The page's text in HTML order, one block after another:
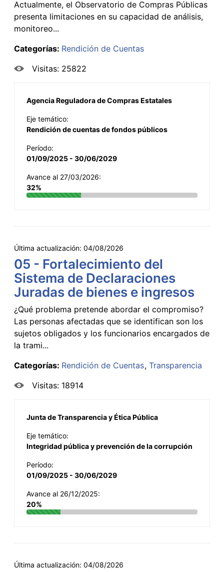
Actualmente, el Observatorio de Compras Públicas
presenta limitaciones en su capacidad de análisis,
monitoreo...
Categorías: Rendición de Cuentas
Visitas: 25822
Agencia Reguladora de Compras Estatales
Eje temático:
Rendición de cuentas de fondos públicos
Período:
01/09/2025 - 30/06/2029
Avance al 27/03/2026:
32%
Última actualización: 04/08/2026
05 - Fortalecimiento del
Sistema de Declaraciones
Juradas de bienes e ingresos
¿Qué problema pretende abordar el compromiso?
Las personas afectadas que se identifican son los
sujetos obligados y los funcionarios encargados de
la trami...
Categorías: Rendición de Cuentas Transparencia
Visitas: 18914
Junta de Transparencia y Ética Pública
Eje temático:
Integridad pública y prevención de la corrupción
Período:
01/09/2025 - 30/06/2029
Avance al 26/12/2025:
20%
Última actualización: 04/08/2026